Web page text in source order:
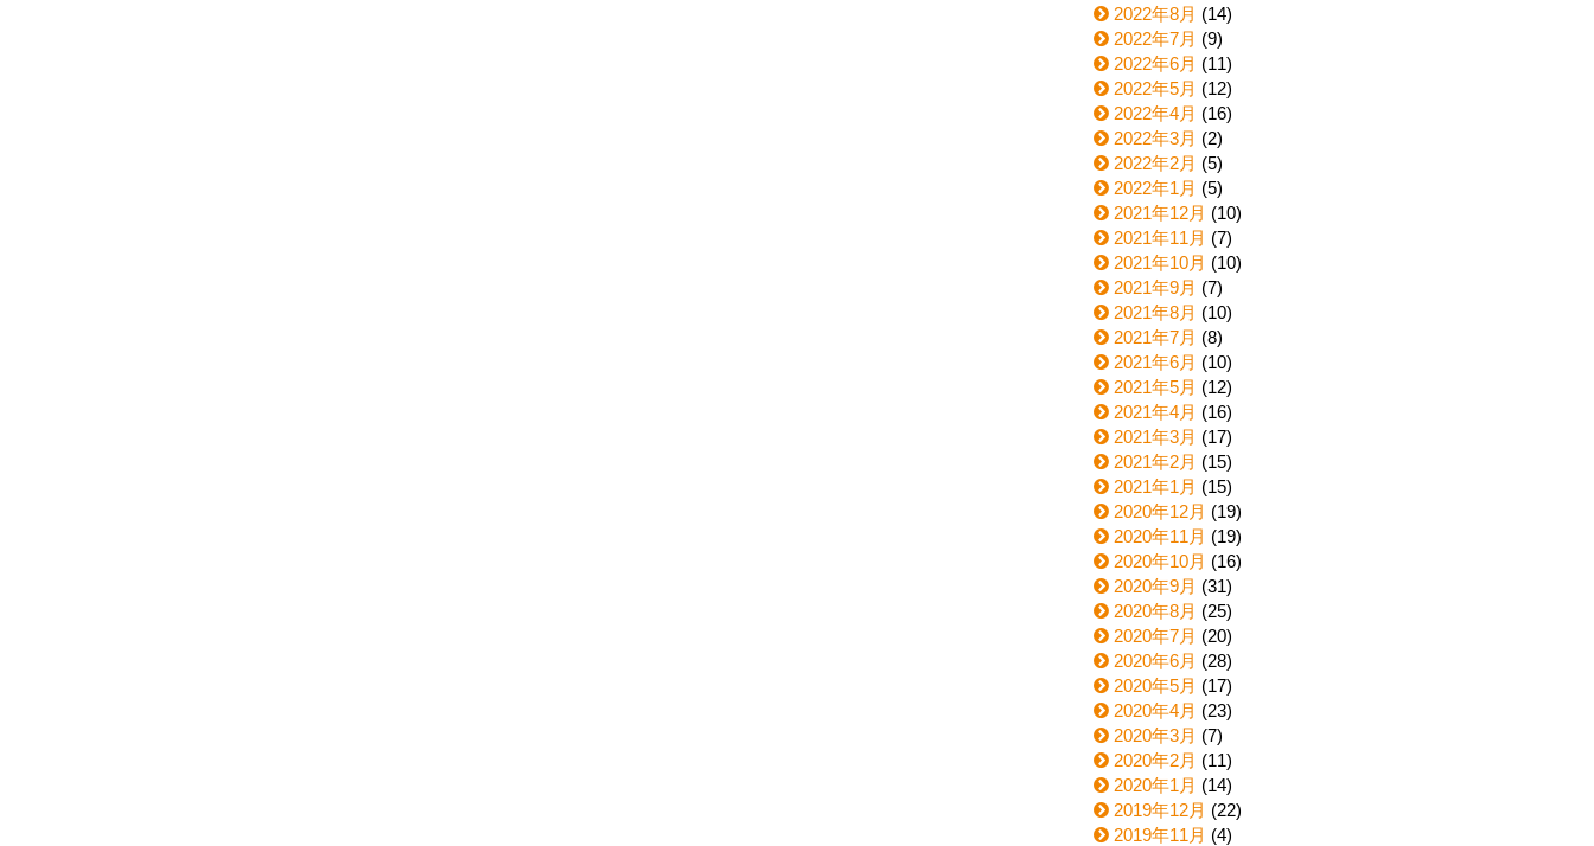
2022年8月 (14)
2022年7月 (9)
2022年6月 (11)
2022年5月 (12)
2022年4月 (16)
2022年3月 (2)
2022年2月 (5)
2022年1月 (5)
2021年12月 (10)
2021年11月 (7)
2021年10月 (10)
2021年9月 (7)
2021年8月 (10)
2021年7月 (8)
2021年6月 (10)
2021年5月 (12)
2021年4月 (16)
2021年3月 (17)
2021年2月 (15)
2021年1月 (15)
2020年12月 (19)
2020年11月 (19)
2020年10月 (16)
2020年9月 (31)
2020年8月 (25)
2020年7月 (20)
2020年6月 (28)
2020年5月 (17)
2020年4月 (23)
2020年3月 (7)
2020年2月 (11)
2020年1月 (14)
2019年12月 (22)
2019年11月 (4)